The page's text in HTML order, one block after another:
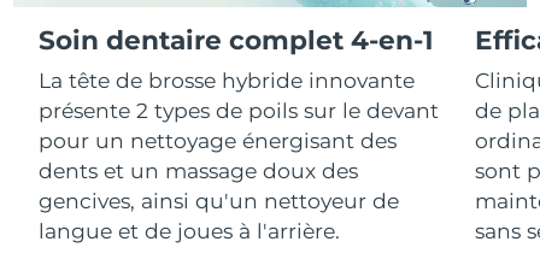
Soin dentaire complet 4-en-1
La tête de brosse hybride innovante
présente 2 types de poils sur le devant
pour un nettoyage énergisant des
dents et un massage doux des
gencives, ainsi qu'un nettoyeur de
langue et de joues à l'arrière.
de
sont
sans
R.A.S. chinoise de
Macao
Malaisie Livraison estimée 11/08/2026
Malte Livraison estimée 08/08/2026
Mexique